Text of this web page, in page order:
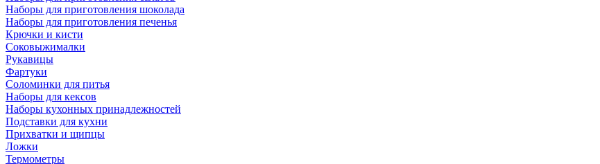
Наборы для приготовления шоколада
Наборы для приготовления печенья
Крючки и кисти
Соковыжималки
Рукавицы
Фартуки
Соломинки для питья
Наборы для кексов
Наборы кухонных принадлежностей
Подставки для кухни
Прихватки и щипцы
Ложки
Термометры